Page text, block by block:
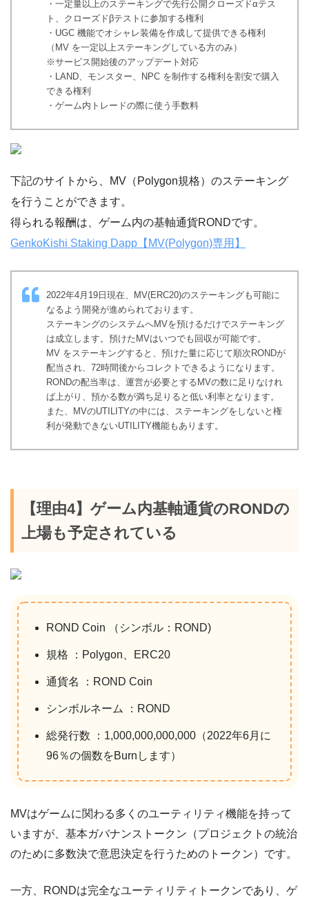
・一定量以上のステーキングで先行公開クローズドαテス
ト、クローズドβテストに参加する権利
・UGC 機能でオシャレ装備を作成して提供できる権利
（MV を一定以上ステーキングしている方のみ）
※サービス開始後のアップデート対応
・LAND、モンスター、NPC を制作する権利を割安で購入
できる権利
・ゲーム内トレードの際に使う手数料
下記のサイトから、MV（Polygon規格）のステーキング
を行うことができます。
得られる報酬は、ゲーム内の基軸通貨RONDです。
GenkoKishi Staking Dapp【MV(Polygon)専用】
2022年4月19日現在、MV(ERC20)のステーキングも可能に
なるよう開発が進められております。
ステーキングのシステムへMVを預けるだけでステーキング
は成立します。預けたMVはいつでも回収が可能です。
MV をステーキングすると、預けた量に応じて順次RONDが
配当され、72時間後からコレクトできるようになります。
RONDの配当率は、運営が必要とするMVの数に足りなけれ
ば上がり、預かる数が満ち足りると低い利率となります。
また、MVのUTILITYの中には、ステーキングをしないと権
利が発動できないUTILITY機能もあります。
【理由4】ゲーム内基軸通貨のRONDの
上場も予定されている
ROND Coin （シンボル：ROND)
規格 ：Polygon、ERC20
通貨名 ：ROND Coin
シンボルネーム ：ROND
総発行数 ：1,000,000,000,000（2022年6月に
96％の個数をBurnします）
MVはゲームに関わる多くのユーティリティ機能を持って
いますが、基本ガバナンストークン（プロジェクトの統治
のために多数決で意思決定を行うためのトークン）です。
一方、RONDは完全なユーティリティトークンであり、ゲ